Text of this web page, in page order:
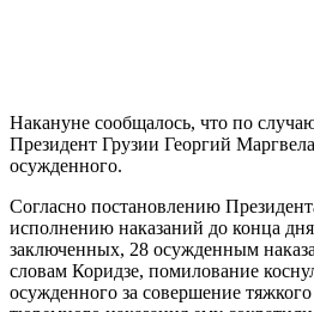
Накануне сообщалось, что по
Президент Грузии Георгий
осужденного.
Согласно постановлению
исполнению наказаний до конца
заключенных, 28 осужденным
словам Коридзе, помилование
осужденного за совершение